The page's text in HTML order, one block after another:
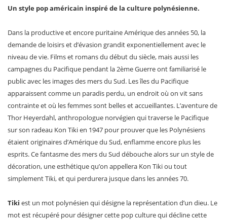
Un style pop américain inspiré de la culture polynésienne.
Dans la productive et encore puritaine Amérique des années 50, la
demande de loisirs et d’évasion grandit exponentiellement avec le
niveau de vie. Films et romans du début du siècle, mais aussi les
campagnes du Pacifique pendant la 2ème Guerre ont familiarisé le
public avec les images des mers du Sud. Les îles du Pacifique
apparaissent comme un paradis perdu, un endroit où on vit sans
contrainte et où les femmes sont belles et accueillantes. L’aventure de
Thor Heyerdahl, anthropologue norvégien qui traverse le Pacifique
sur son radeau Kon Tiki en 1947 pour prouver que les Polynésiens
étaient originaires d’Amérique du Sud, enflamme encore plus les
esprits. Ce fantasme des mers du Sud débouche alors sur un style de
décoration, une esthétique qu’on appellera Kon Tiki ou tout
simplement Tiki, et qui perdurera jusque dans les années 70.
Tiki est un mot polynésien qui désigne la représentation d’un dieu. Le
mot est récupéré pour désigner cette pop culture qui décline cette